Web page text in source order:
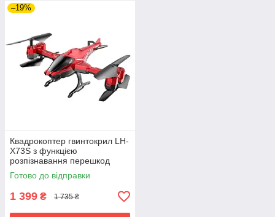
–19%
Квадрокоптер гвинтокрил LH-
X73S з функцією
розпізнавання перешкод
(Червоний)
Готово до відправки
1 399 ₴ 1 735 ₴